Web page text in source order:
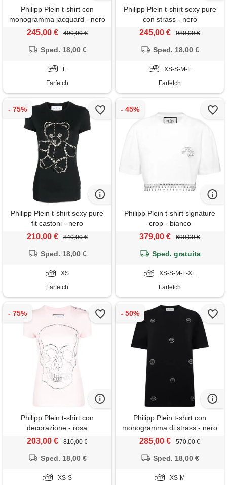
Philipp Plein t-shirt con
monogramma jacquard - nero
245,00 € 490,00 €
Sped. 18,00 €
L
Farfetch
Philipp Plein t-shirt sexy pure
con strass - nero
245,00 € 980,00 €
Sped. 18,00 €
XS-S-M-L
Farfetch
Philipp Plein t-shirt sexy pure
fit castoni - nero
210,00 € 840,00 €
Sped. 18,00 €
XS
Farfetch
Philipp Plein t-shirt signature
crop - bianco
379,00 € 690,00 €
Sped. gratuita
XS-S-M-L-XL
Farfetch
Philipp Plein t-shirt con
decorazione - rosa
203,00 € 810,00 €
Sped. 18,00 €
XS-S
Philipp Plein t-shirt con
monogramma di strass - nero
285,00 € 570,00 €
Sped. 18,00 €
XS-M